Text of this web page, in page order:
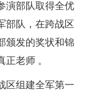
演部队取得全优
部队，在跨战区
颁发的奖状和锦
老师 。
组建全军第一